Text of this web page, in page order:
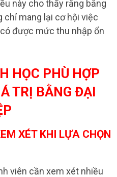
này cho thấy rằng bằng
chỉ mang lại cơ hội việc
được mức thu nhập ổn
HỌC PHÙ HỢP
TRỊ BẰNG ĐẠI
XÉT KHI LỰA CHỌN
viên cần xem xét nhiều